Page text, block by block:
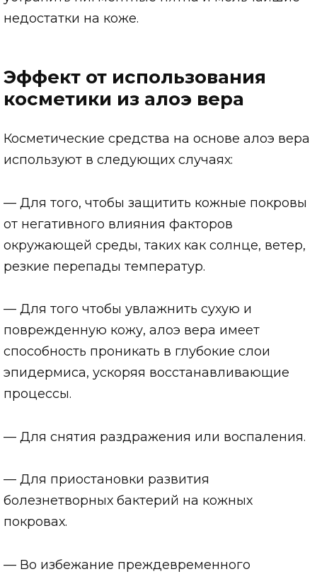
недостатки на коже.
Эффект от использования
косметики из алоэ вера
Косметические средства на основе алоэ вера
используют в следующих случаях:
— Для того, чтобы защитить кожные покровы
от негативного влияния факторов
окружающей среды, таких как солнце, ветер,
резкие перепады температур.
— Для того чтобы увлажнить сухую и
поврежденную кожу, алоэ вера имеет
способность проникать в глубокие слои
эпидермиса, ускоряя восстанавливающие
процессы.
— Для снятия раздражения или воспаления.
— Для приостановки развития
болезнетворных бактерий на кожных
покровах.
— Во избежание преждевременного